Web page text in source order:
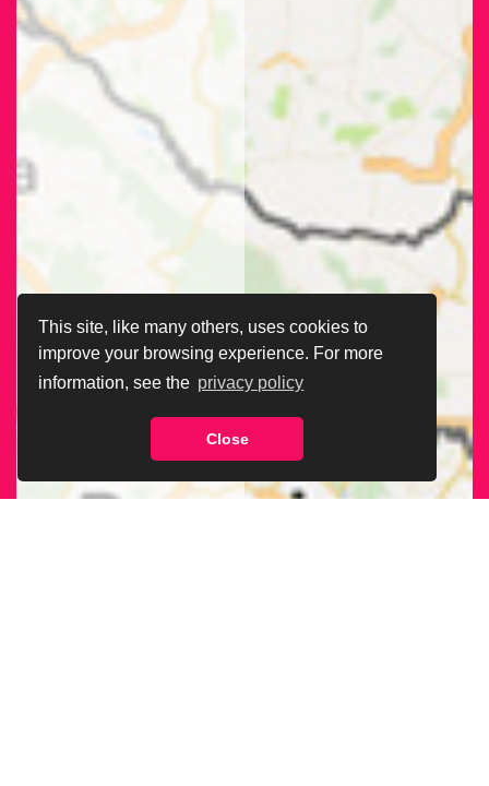
This site, like many others, uses cookies to
improve your browsing experience. For more
information, see the privacy policy
Close